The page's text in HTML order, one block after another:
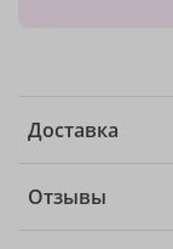
Доставка
Отзывы